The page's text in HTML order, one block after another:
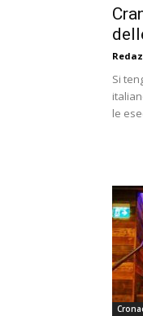
Si
le